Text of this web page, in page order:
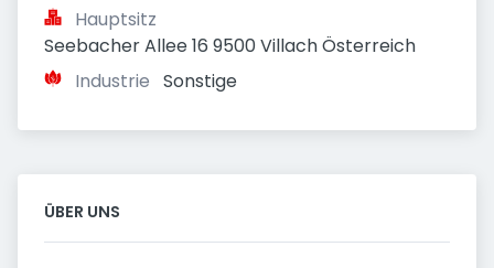
Hauptsitz
Seebacher Allee 16 9500 Villach Österreich
Industrie Sonstige
ÜBER UNS